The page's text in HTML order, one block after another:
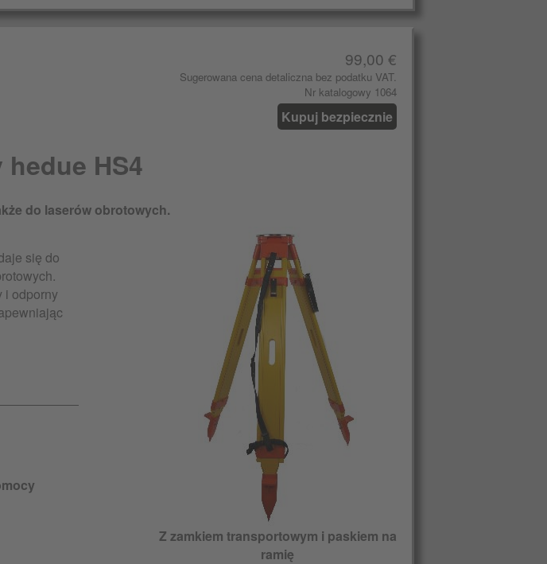
99,00 €
Sugerowana cena detaliczna bez podatku VAT.
Nr katalogowy 1064
Kupuj bezpiecznie
HS4
do laserów obrotowych.
się do
i odporny
Z zamkiem transportowym i paskiem na
ramię